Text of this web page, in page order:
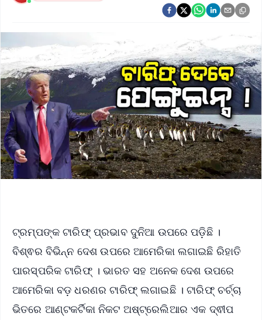
Argus Chalo Dekhein Apna Desh
ଟ୍ରମ୍ପଙ୍କ ଟାରିଫ୍ ପ୍ରଭାବ ଦୁନିଆ ଉପରେ ପଡ଼ିଛି ।
ବିଶ୍ଵର ବିଭିନ୍ନ ଦେଶ ଉପରେ ଆମେରିକା ଲଗାଇଛି ରିହାତି
ପାରସ୍ପରିକ ଟାରିଫ୍ । ଭାରତ ସହ ଅନେକ ଦେଶ ଉପରେ
ଆମେରିକା ବଡ଼ ଧରଣର ଟାରିଫ୍ ଲଗାଇଛି । ଟାରିଫ୍‌ ଚର୍ଚ୍ଚା
ଭିତରେ ଆଣ୍ଟକର୍ଟିକା ନିକଟ ଅଷ୍ଟ୍ରେଲିଆର ଏକ ଦ୍ଵୀପ